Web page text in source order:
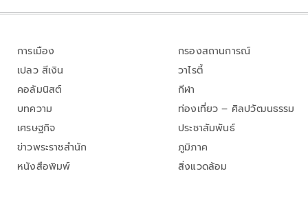
การเมือง
เปลว สีเงิน
คอลัมนิสต์
บทความ
เศรษฐกิจ
ข่าวพระราชสำนัก
หนังสือพิมพ์
กรองสถานการณ์
วาไรตี้
กีฬา
ท่องเที่ยว – ศิลปวัฒนธรรม
ประชาสัมพันธ์
ภูมิภาค
สิ่งแวดล้อม